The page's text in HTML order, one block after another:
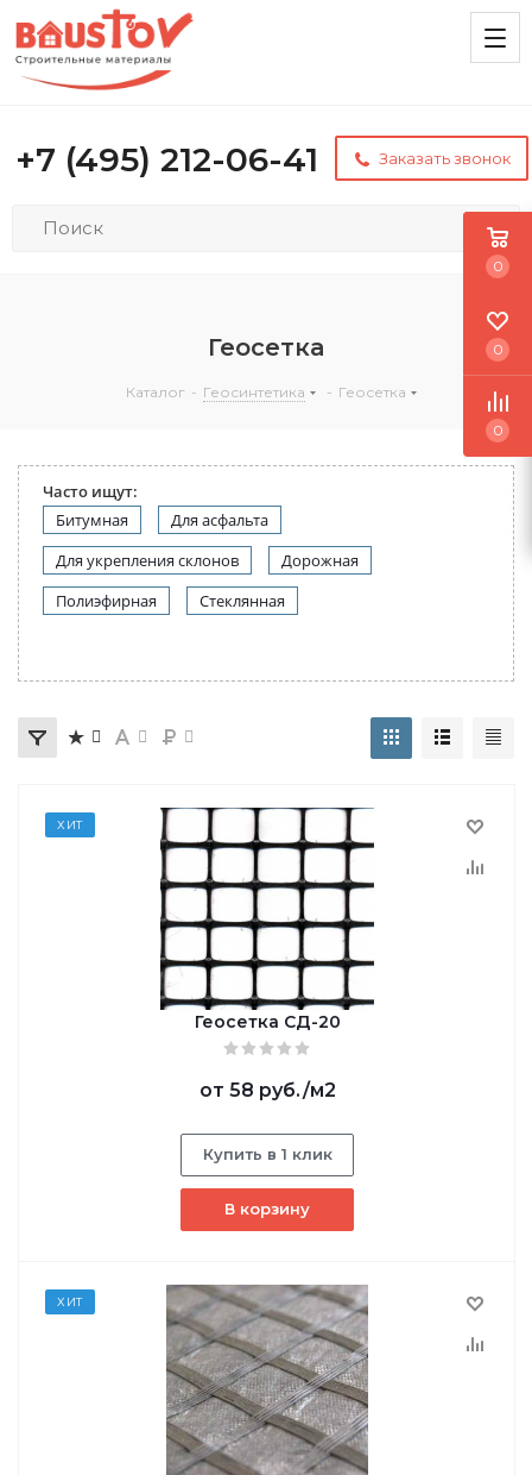
+7 (495) 212-06-41 Заказать звонок
Геосетка
Каталог - Геосинтетика - Геосетка
Часто ищут:
Битумная
Для асфальта
Для укрепления склонов
Дорожная
Полиэфирная
Стеклянная
ХИТ
Геосетка СД-20
от 58 руб./м2
Купить в 1 клик
В корзину
ХИТ
0
0
0